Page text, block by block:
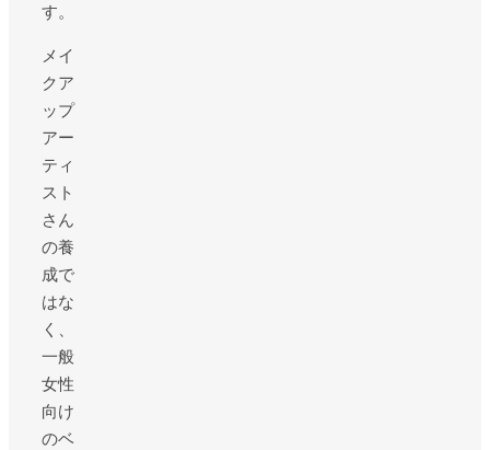
す。
メイ
クア
ップ
アー
ティ
スト
さん
の養
成で
はな
く、
一般
女性
向け
のベ